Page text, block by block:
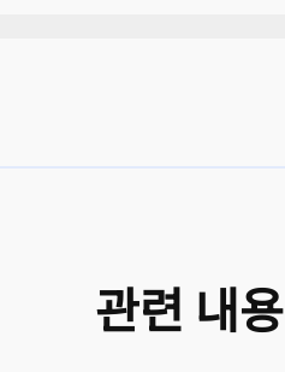
관련 내용